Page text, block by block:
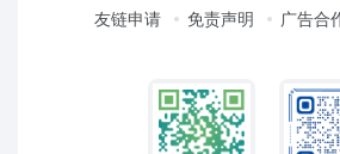
友链申请 免责声明 广告合